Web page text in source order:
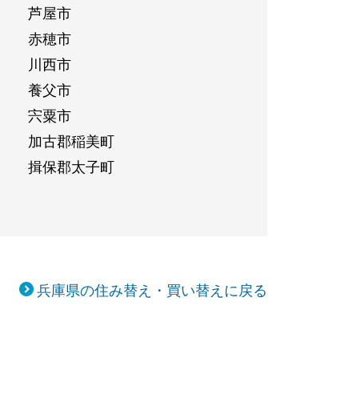
芦屋市
赤穂市
川西市
養父市
宍粟市
加古郡稲美町
揖保郡太子町
兵庫県の住み替え・買い替えに戻る